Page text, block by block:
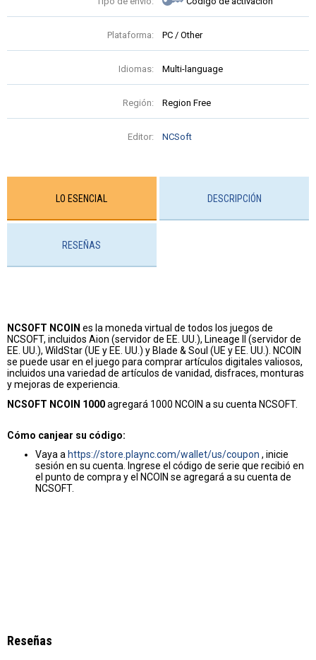
Plataforma: PC / Other
Idiomas: Multi-language
Región: Region Free
Editor: NCSoft
LO ESENCIAL DESCRIPCIÓN
RESEÑAS
NCSOFT NCOIN es la moneda virtual de todos los juegos de
NCSOFT, incluidos Aion (servidor de EE. UU.), Lineage II (servidor de
EE. UU.), WildStar (UE y EE. UU.) y Blade & Soul (UE y EE. UU.). NCOIN
se puede usar en el juego para comprar artículos digitales valiosos,
incluidos una variedad de artículos de vanidad, disfraces, monturas
y mejoras de experiencia.
NCSOFT NCOIN 1000agregará 1000 NCOIN a su cuenta NCSOFT.
Cómo canjear su código:
Vaya a https://store.plaync.com/wallet/us/coupon , inicie
sesión en su cuenta. Ingrese el código de serie que recibió en
el punto de compra y el NCOIN se agregará a su cuenta de
NCSOFT.
Reseñas